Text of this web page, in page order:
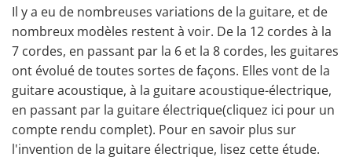
Il y a eu de nombreuses variations de la guitare, et de
nombreux modèles restent à voir. De la 12 cordes à la
7 cordes, en passant par la 6 et la 8 cordes, les guitares
ont évolué de toutes sortes de façons. Elles vont de la
guitare acoustique, à la guitare acoustique-électrique,
en passant par la guitare électrique(cliquez ici pour un
compte rendu complet). Pour en savoir plus sur
l'invention de la guitare électrique, lisez cette étude.